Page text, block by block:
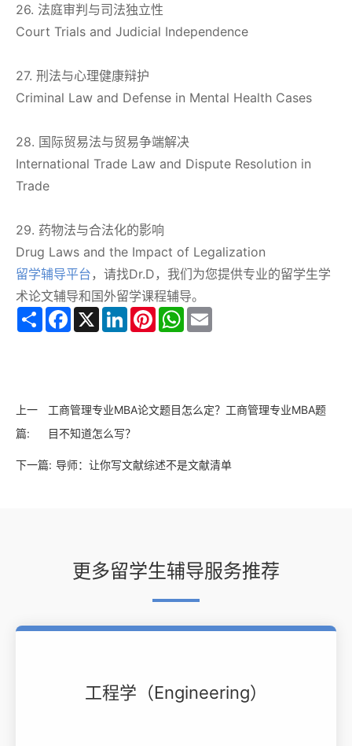
26. 法庭审判与司法独立性
Court Trials and Judicial Independence
27. 刑法与心理健康辩护
Criminal Law and Defense in Mental Health Cases
28. 国际贸易法与贸易争端解决
International Trade Law and Dispute Resolution in
Trade
29. 药物法与合法化的影响
Drug Laws and the Impact of Legalization
留学辅导平台 ，请找Dr.D，我们为您提供专业的留学生学
术论文辅导和国外留学课程辅导。
Share Facebook
X LinkedInPinterestWhatsApp
上一
篇:
工商管理专业MBA论文题目怎么定？工商管理专业MBA题
目不知道怎么写？
下一篇: 导师：让你写文献综述不是文献清单
更多留学生辅导服务推荐
工程学（Engineering）